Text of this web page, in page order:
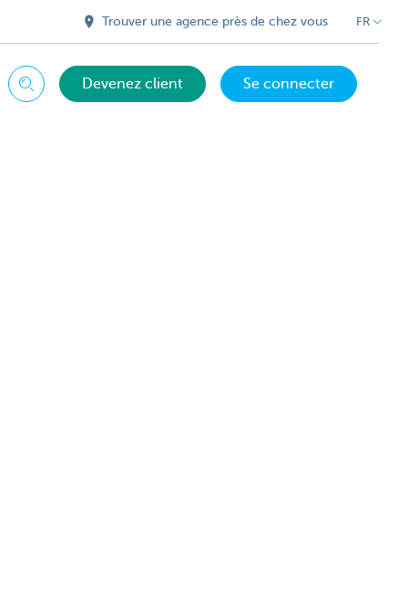
Trouver une agence près de chez vous FR
ChercherDevenez client Se connecter